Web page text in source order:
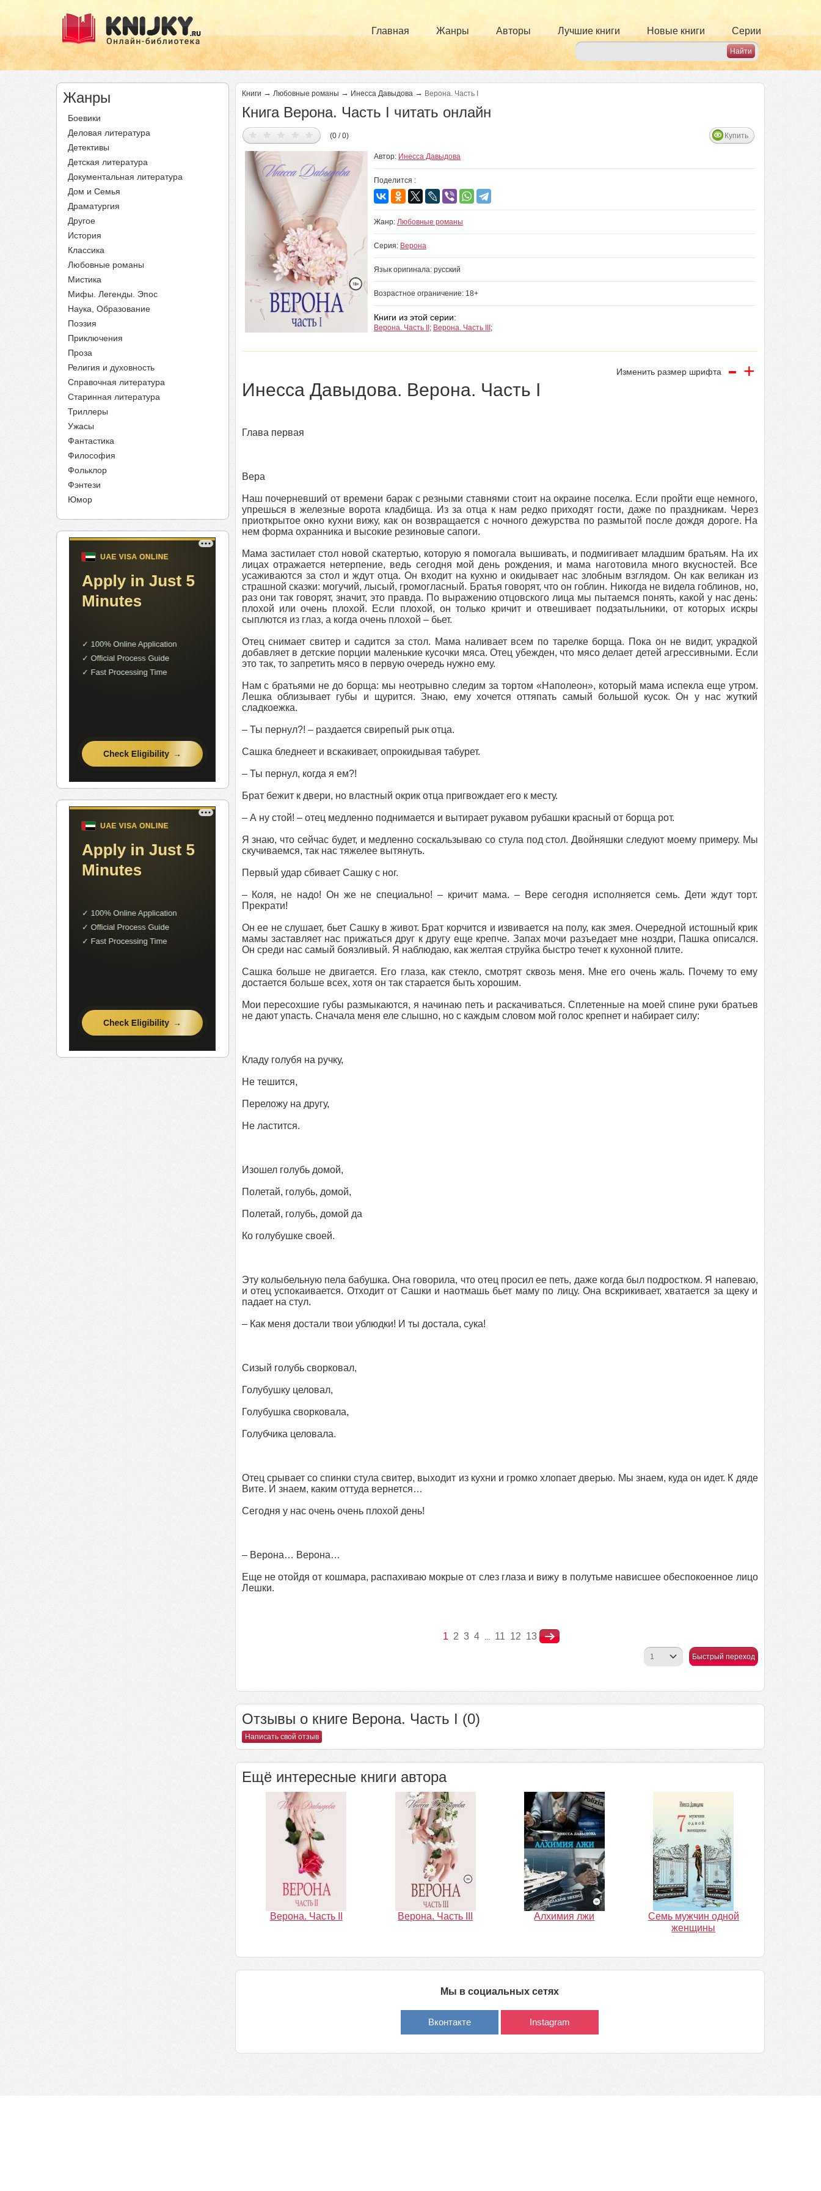
Главная Жанры Авторы Лучшие книги Новые книги Серии
Жанры
Боевики
Деловая литература
Детективы
Детская литература
Документальная литература
Дом и Семья
Драматургия
Другое
История
Классика
Любовные романы
Мистика
Мифы. Легенды. Эпос
Наука, Образование
Поэзия
Приключения
Проза
Религия и духовность
Справочная литература
Старинная литература
Триллеры
Ужасы
Фантастика
Философия
Фольклор
Фэнтези
Юмор
Книги → Любовные романы → Инесса Давыдова → Верона. Часть I
Книга Верона. Часть I читать онлайн
(0 / 0) Купить
Автор: Инесса Давыдова
Поделится :
Жанр: Любовные романы
Серия: Верона
Язык оригинала: русский
Возрастное ограничение: 18+
Книги из этой серии:
Верона. Часть II ; Верона. Часть III ;
Изменить размер шрифта - +
Инесса Давыдова. Верона. Часть I
Глава первая
Вера
Наш почерневший от времени барак с резными ставнями стоит на окраине поселка. Если пройти еще немного,
упрешься в железные ворота кладбища. Из за отца к нам редко приходят гости, даже по праздникам. Через
приоткрытое окно кухни вижу, как он возвращается с ночного дежурства по размытой после дождя дороге. На
нем форма охранника и высокие резиновые сапоги.
Мама застилает стол новой скатертью, которую я помогала вышивать, и подмигивает младшим братьям. На их
лицах отражается нетерпение, ведь сегодня мой день рождения, и мама наготовила много вкусностей. Все
усаживаются за стол и ждут отца. Он входит на кухню и окидывает нас злобным взглядом. Он как великан из
страшной сказки: могучий, лысый, громогласный. Братья говорят, что он гоблин. Никогда не видела гоблинов, но,
раз они так говорят, значит, это правда. По выражению отцовского лица мы пытаемся понять, какой у нас день:
плохой или очень плохой. Если плохой, он только кричит и отвешивает подзатыльники, от которых искры
сыплются из глаз, а когда очень плохой – бьет.
Отец снимает свитер и садится за стол. Мама наливает всем по тарелке борща. Пока он не видит, украдкой
добавляет в детские порции маленькие кусочки мяса. Отец убежден, что мясо делает детей агрессивными. Если
это так, то запретить мясо в первую очередь нужно ему.
Нам с братьями не до борща: мы неотрывно следим за тортом «Наполеон», который мама испекла еще утром.
Лешка облизывает губы и щурится. Знаю, ему хочется оттяпать самый большой кусок. Он у нас жуткий
сладкоежка.
– Ты пернул?! – раздается свирепый рык отца.
Сашка бледнеет и вскакивает, опрокидывая табурет.
– Ты пернул, когда я ем?!
Брат бежит к двери, но властный окрик отца пригвождает его к месту.
– А ну стой! – отец медленно поднимается и вытирает рукавом рубашки красный от борща рот.
Я знаю, что сейчас будет, и медленно соскальзываю со стула под стол. Двойняшки следуют моему примеру. Мы
скучиваемся, так нас тяжелее вытянуть.
Первый удар сбивает Сашку с ног.
– Коля, не надо! Он же не специально! – кричит мама. – Вере сегодня исполняется семь. Дети ждут торт.
Прекрати!
Он ее не слушает, бьет Сашку в живот. Брат корчится и извивается на полу, как змея. Очередной истошный крик
мамы заставляет нас прижаться друг к другу еще крепче. Запах мочи разъедает мне ноздри, Пашка описался.
Он среди нас самый боязливый. Я наблюдаю, как желтая струйка быстро течет к кухонной плите.
Сашка больше не двигается. Его глаза, как стекло, смотрят сквозь меня. Мне его очень жаль. Почему то ему
достается больше всех, хотя он так старается быть хорошим.
Мои пересохшие губы размыкаются, я начинаю петь и раскачиваться. Сплетенные на моей спине руки братьев
не дают упасть. Сначала меня еле слышно, но с каждым словом мой голос крепнет и набирает силу:
Кладу голубя на ручку,
Не тешится,
Переложу на другу,
Не ластится.
Изошел голубь домой,
Полетай, голубь, домой,
Полетай, голубь, домой да
Ко голубушке своей.
Эту колыбельную пела бабушка. Она говорила, что отец просил ее петь, даже когда был подростком. Я напеваю,
и отец успокаивается. Отходит от Сашки и наотмашь бьет маму по лицу. Она вскрикивает, хватается за щеку и
падает на стул.
– Как меня достали твои ублюдки! И ты достала, сука!
Сизый голубь сворковал,
Голубушку целовал,
Голубушка сворковала,
Голубчика целовала.
Отец срывает со спинки стула свитер, выходит из кухни и громко хлопает дверью. Мы знаем, куда он идет. К дяде
Вите. И знаем, каким оттуда вернется…
Сегодня у нас очень очень плохой день!
– Верона… Верона…
Еще не отойдя от кошмара, распахиваю мокрые от слез глаза и вижу в полутьме нависшее обеспокоенное лицо
Лешки.
1 2 3 4 ... 11 12 13
Быстрый переход
Отзывы о книге Верона. Часть I (0)
Написать свой отзыв
Ещё интересные книги автора
Верона. Часть II Верона. Часть III Алхимия лжи
Семь мужчин одной
женщины
Мы в социальных сетях
Вконтакте Instagram